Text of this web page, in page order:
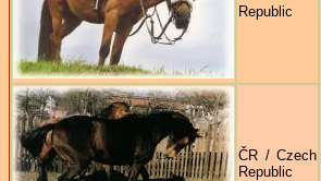
Republic
ČR / Czech
Republic